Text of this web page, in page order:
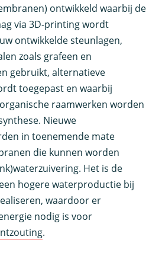
ontwikkeld waarbij de
via 3D-printing wordt
ontwikkelde steunlagen,
zoals grafeen en
gebruikt, alternatieve
toegepast en waarbij
raamwerken worden
Nieuwe
in toenemende mate
die kunnen worden
Het is de
hogere waterproductie bij
waardoor er
nodig is voor
.